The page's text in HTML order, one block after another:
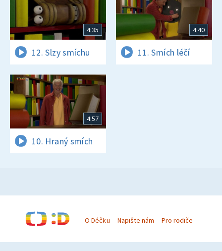
4:35
12. Slzy smíchu
4:40
11. Smích léčí
4:57
10. Hraný smích
O Déčku Napište nám Pro rodiče